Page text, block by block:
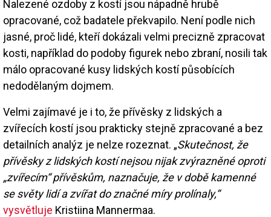
Nalezené ozdoby z kostí jsou nápadně hrubě
opracované, což badatele překvapilo. Není podle nich
jasné, proč lidé, kteří dokázali velmi precizně zpracovat
kosti, například do podoby figurek nebo zbraní, nosili tak
málo opracované kusy lidských kostí působících
nedodělaným dojmem.
Velmi zajímavé je i to, že přívěsky z lidských a
zvířecích kostí jsou prakticky stejně zpracované a bez
detailních analýz je nelze rozeznat. „Skutečnost, že
přívěsky z lidských kostí nejsou nijak zvýrazněné oproti
„zvířecím“ přívěskům, naznačuje, že v době kamenné
se světy lidí a zvířat do značné míry prolínaly,“
vysvětluje Kristiina Mannermaa.